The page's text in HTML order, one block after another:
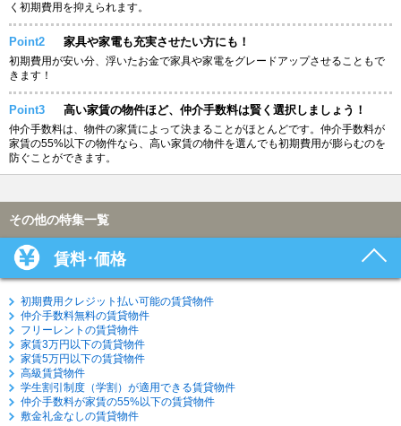
く初期費用を抑えられます。
Point2 家具や家電も充実させたい方にも！
初期費用が安い分、浮いたお金で家具や家電をグレードアップさせることもで
きます！
Point3 高い家賃の物件ほど、仲介手数料は賢く選択しましょう！
仲介手数料は、物件の家賃によって決まることがほとんどです。仲介手数料が
家賃の55%以下の物件なら、高い家賃の物件を選んでも初期費用が膨らむのを
防ぐことができます。
その他の特集一覧
賃料･価格
初期費用クレジット払い可能の賃貸物件
仲介手数料無料の賃貸物件
フリーレントの賃貸物件
家賃3万円以下の賃貸物件
家賃5万円以下の賃貸物件
高級賃貸物件
学生割引制度（学割）が適用できる賃貸物件
仲介手数料が家賃の55%以下の賃貸物件
敷金礼金なしの賃貸物件